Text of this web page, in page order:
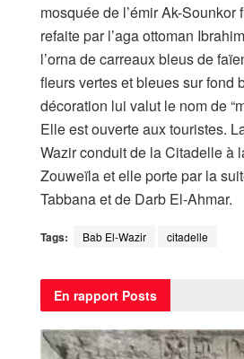
mosquée de l’émir Ak-Sounkor
refaite par l’aga ottoman
l’orna de carreaux bleus de
fleurs vertes et bleues sur fond
décoration lui valut le nom de
Elle est ouverte aux touristes.
Wazir conduit de la Citadelle à
Zouweïla et elle porte par la
Tabbana et de Darb El-Ahmar.
Tags: Bab El-Wazir citadelle
En rapport Posts